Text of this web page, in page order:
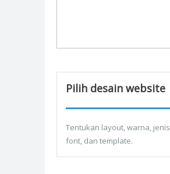
Pilih desain website
Tentukan layout, warna, jenis
font, dan template.